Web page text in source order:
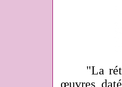
"La
œuvres